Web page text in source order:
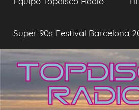
Super 90s Festival Barcelona